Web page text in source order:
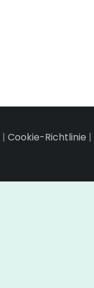
| Cookie-Richtlinie |